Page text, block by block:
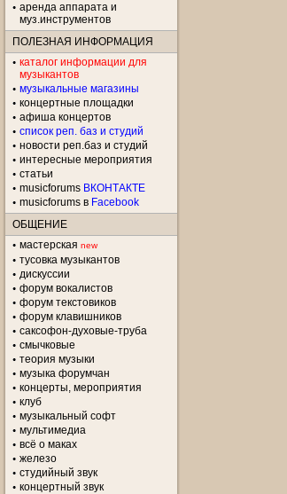
аренда аппарата и
муз.инструментов
ПОЛЕЗНАЯ ИНФОРМАЦИЯ
каталог информации для
музыкантов
музыкальные магазины
концертные площадки
aфиша концертов
список реп. баз и студий
новости реп.баз и студий
интересные мероприятия
статьи
musicforums ВКОНТАКТЕ
musicforums в Facebook
ОБЩЕНИЕ
мастерская new
тусовка музыкантов
дискуссии
форум вокалистов
форум текстовиков
форум клавишников
саксофон-духовые-труба
смычковые
теория музыки
музыка форумчан
концерты, мероприятия
клуб
музыкальный софт
мультимедиа
всё о маках
железо
студийный звук
концертный звук